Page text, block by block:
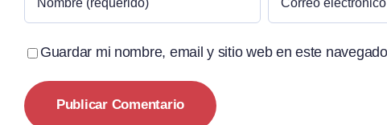
Guardar mi nombre, email y sitio web en este